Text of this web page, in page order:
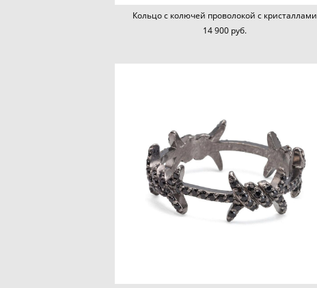
Кольцо с колючей проволокой с кристаллами
14 900 pуб.